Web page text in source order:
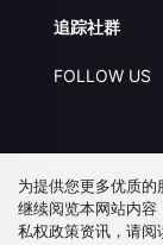
追踪社群
FOLLOW US
为提供您更多优质
继续阅览本网站内
私权政策资讯，请阅